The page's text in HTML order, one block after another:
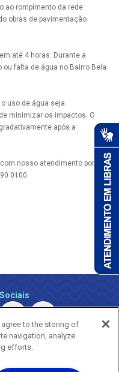
ao rompimento da rede
obras de pavimentação
até 4 horas. Durante a
falta de água no Bairro Bela
uso de água seja
minimizar os impactos. O
após a
nosso atendimento por
0100.
agree to the storing of
navigation, analyze
efforts.